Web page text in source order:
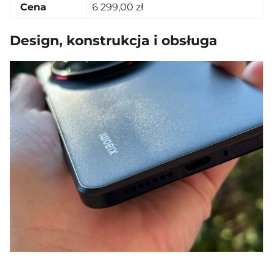
Cena
6 299,00 zł
Design, konstrukcja i obsługa